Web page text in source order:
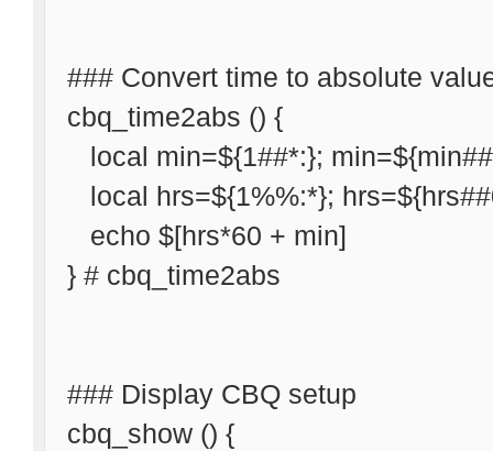
### Convert time to absolute
cbq_time2abs () {
local min=${1##*:};
local hrs=${1%%:*};
echo $[hrs*60 + min]
} # cbq_time2abs
### Display CBQ setup
cbq_show () {